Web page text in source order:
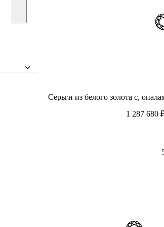
Серьги из белого золота с,
1 287 680